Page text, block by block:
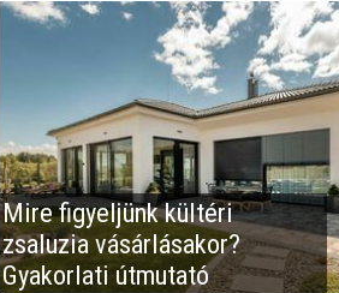
Mire figyeljünk kültéri
zsaluzia vásárlásakor?
Gyakorlati útmutató